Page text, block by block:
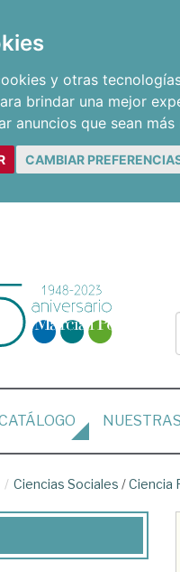
y otras
brindar una mejor
anuncios que sean
CAMBIAR
NUESTRAS
Ciencias Sociales /Ciencia